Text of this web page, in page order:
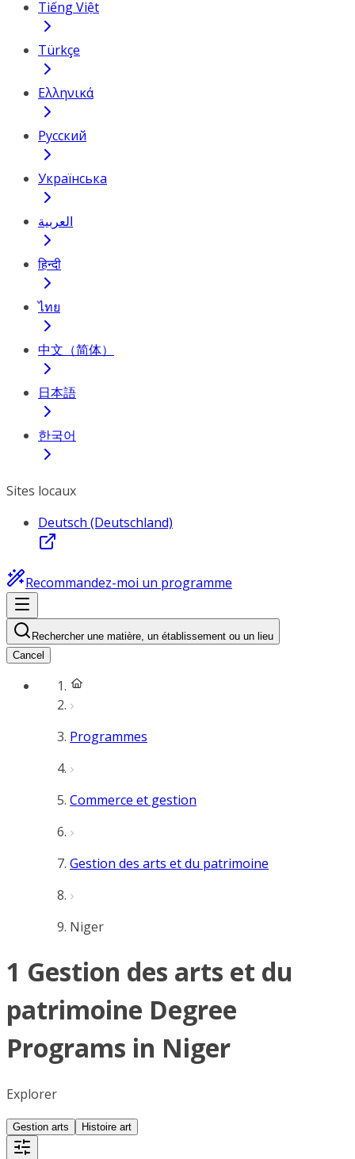
Tiếng Việt
Türkçe
Ελληνικά
Русский
Українська
العربية
हिन्दी
ไทย
中文（简体）
日本語
한국어
Sites locaux
Deutsch (Deutschland)
Recommandez-moi un programme
Rechercher une matière, un établissement ou un lieu
Cancel
Programmes
Commerce et gestion
Gestion des arts et du patrimoine
Niger
1 Gestion des arts et du
patrimoine Degree
Programs in Niger
Explorer
Gestion arts Histoire art